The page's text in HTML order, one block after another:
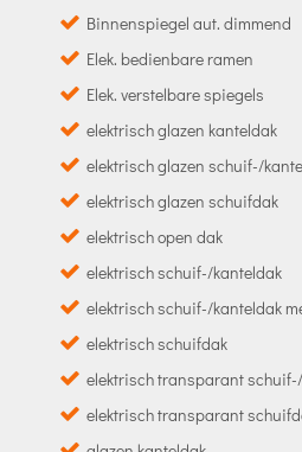
Binnenspiegel aut. dimmend
Elek. bedienbare ramen
Elek. verstelbare spiegels
elektrisch glazen kanteldak
elektrisch glazen schuif-/
elektrisch glazen schuifdak
elektrisch open dak
elektrisch schuif-/kanteldak
elektrisch schuif-/kanteldak
elektrisch schuifdak
elektrisch transparant
elektrisch transparant